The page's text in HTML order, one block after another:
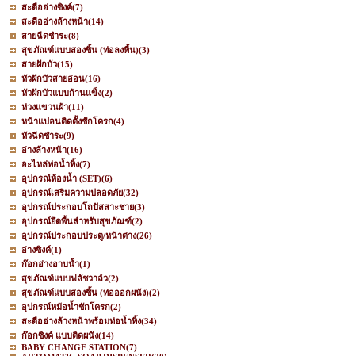
สะดืออ่างซิงค์(7)
สะดืออ่างล้างหน้า(14)
สายฉีดชำระ(8)
สุขภัณฑ์แบบสองชิ้น (ท่อลงพื้น)(3)
สายฝักบัว(15)
หัวฝักบัวสายอ่อน(16)
หัวฝักบัวแบบก้านแข็ง(2)
ห่วงแขวนผ้า(11)
หน้าแปลนติดตั้งชักโครก(4)
หัวฉีดชำระ(9)
อ่างล้างหน้า(16)
อะไหล่ท่อน้ำทิ้ง(7)
อุปกรณ์ห้องน้ำ (SET)(6)
อุปกรณ์เสริมความปลอดภัย(32)
อุปกรณ์ประกอบโถปัสสาะชาย(3)
อุปกรณ์ยึดพื้นสำหรับสุขภัณฑ์(2)
อุปกรณ์ประกอบประตู/หน้าต่าง(26)
อ่างซิงค์(1)
ก๊อกอ่างอาบน้ำ(1)
สุขภัณฑ์แบบฟลัชวาล์ว(2)
สุขภัณฑ์แบบสองชิ้น (ท่อออกผนัง)(2)
อุปกรณ์หม้อน้ำชักโครก(2)
สะดืออ่างล้างหน้าพร้อมท่อน้ำทิ้ง(34)
ก๊อกซิงค์ แบบติดผนัง(14)
BABY CHANGE STATION(7)